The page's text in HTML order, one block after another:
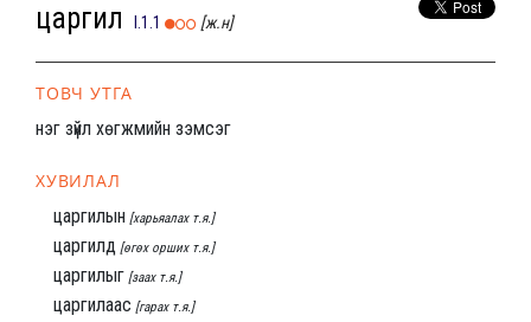
царгил I.1.1 [ж.н]
ТОВЧ УТГА
нэг зүйл хөгжмийн зэмсэг
ХУВИЛАЛ
царгилын [харьяалах т.я.]
царгилд [өгөх орших т.я.]
царгилыг [заах т.я.]
царгилаас [гарах т.я.]